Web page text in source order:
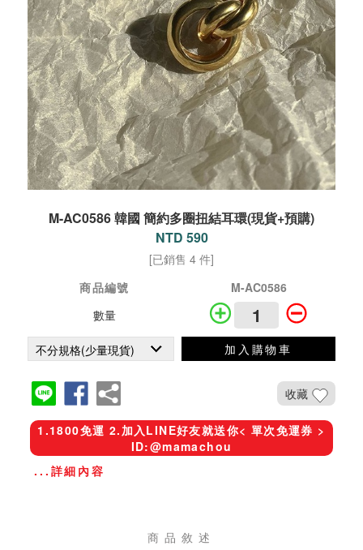
M-AC0586 韓國 簡約多圈扭結耳環(現貨+預購)
NTD 590
[已銷售 4 件]
商品編號
M-AC0586
數量
加入購物車
收藏
1.1800免運 2.加入LINE好友就送你< 單次免運券 >
ID:@mamachou
...詳細內容
商品敘述